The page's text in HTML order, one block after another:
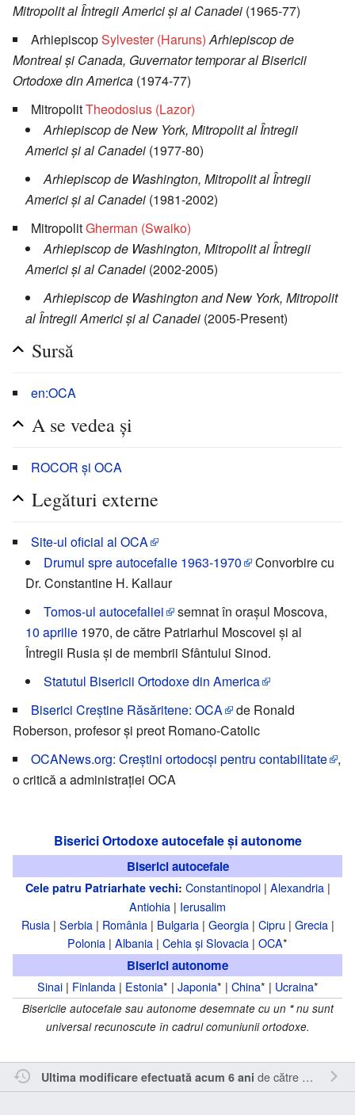
Mitropolit al Întregii Americi şi al Canadei (1965-77)
ArhiepiscopSylvester (Haruns) Arhiepiscop de
Montreal şi Canada, Guvernator temporar al Bisericii
Ortodoxe din America (1974-77)
MitropolitTheodosius (Lazor)
Arhiepiscop de New York, Mitropolit al Întregii
Americi şi al Canadei (1977-80)
Arhiepiscop de Washington, Mitropolit al Întregii
Americi şi al Canadei (1981-2002)
MitropolitGherman (Swaiko)
Arhiepiscop de Washington, Mitropolit al Întregii
Americi şi al Canadei (2002-2005)
Arhiepiscop de Washington and New York, Mitropolit
al Întregii Americi şi al Canadei (2005-Present)
Sursă
en:OCA
A se vedea și
ROCOR şi OCA
Legături externe
Site-ul oficial al OCA
Drumul spre autocefalie 1963-1970
Convorbire cu
Dr. Constantine H. Kallaur
Tomos-ul autocefaliei
semnat în oraşul Moscova,
10 aprilie 1970, de către Patriarhul Moscovei şi al
Întregii Rusia şi de membrii Sfântului Sinod.
Statutul Bisericii Ortodoxe din America
Biserici Creştine Răsăritene: OCA
de Ronald
Roberson, profesor şi preot Romano-Catolic
OCANews.org: Creştini ortodocşi pentru contabilitate
,
o critică a administraţiei OCA
Biserici Ortodoxe autocefale și autonome
Biserici autocefale
Cele patru Patriarhate vechi: Constantinopol| Alexandria|
Antiohia | Ierusalim
Rusia| Serbia| România| Bulgaria| Georgia| Cipru | Grecia|
Polonia | Albania | Cehia și Slovacia | OCA*
Biserici autonome
Sinai| Finlanda| Estonia* | Japonia* | China* | Ucraina*
Bisericile autocefale sau autonome desemnate cu un *nu sunt
universal recunoscute în cadrul comuniunii ortodoxe.
Ultima modificare efectuată acum 6 ani de către Sîmbotin